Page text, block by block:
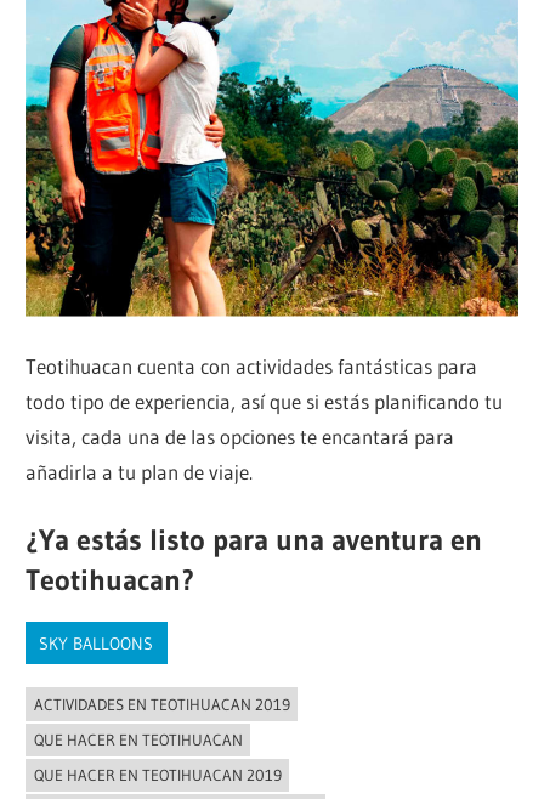
Teotihuacan cuenta con actividades fantásticas para
todo tipo de experiencia, así que si estás planificando tu
visita, cada una de las opciones te encantará para
añadirla a tu plan de viaje.
¿Ya estás listo para una aventura en
Teotihuacan?
SKY BALLOONS
ACTIVIDADES EN TEOTIHUACAN 2019
QUE HACER EN TEOTIHUACAN
QUE HACER EN TEOTIHUACAN 2019